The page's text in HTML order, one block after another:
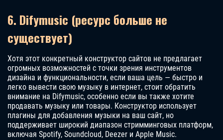
6. Difymusic (ресурс больше не
существует)
Хотя этот конкретный конструктор сайтов не предлагает
огромных возможностей с точки зрения инструментов
дизайна и функциональности, если ваша цель — быстро и
легко вывести свою музыку в интернет, стоит обратить
внимание на Difymusic, особенно если вы также хотите
продавать музыку или товары. Конструктор использует
плагины для добавления музыки на ваш сайт, но
поддерживает широкий диапазон стримминговых платформ,
включая Spotify, Soundcloud, Deezer и Apple Music.